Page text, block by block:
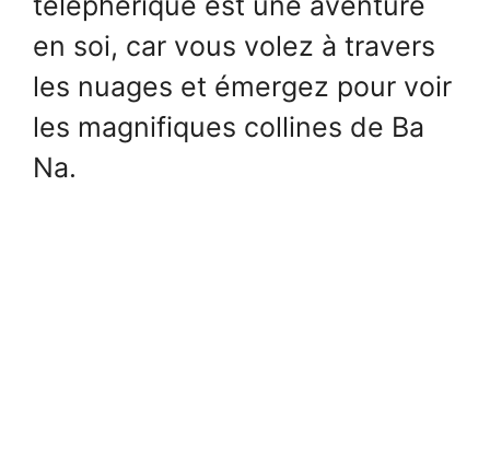
en soi, car vous volez à travers
les nuages et émergez pour voir
les magnifiques collines de Ba
Na.